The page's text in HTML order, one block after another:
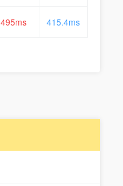
495ms 415.4ms